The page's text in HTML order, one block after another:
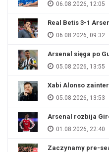
06.08.2026, 12:05
Real Betis 3-1
06.08.2026, 09:32
Arsenal sięga po
05.08.2026, 13:55
Xabi Alonso
05.08.2026, 13:53
Arsenal rozbija
01.08.2026, 22:40
Zaczynamy pre-